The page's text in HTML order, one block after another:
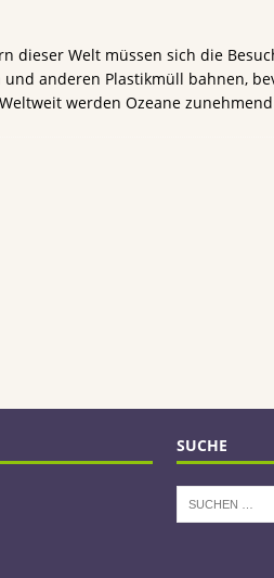
dieser Welt müssen sich die
anderen Plastikmüll bahnen,
werden Ozeane zunehmend
SUCHE